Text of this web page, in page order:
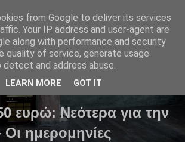
ευρώ: Νεότερα για την
ημερομηνίες
from Google to deliver its services
Your IP address and user-agent are
along with performance and security
quality of service, generate usage
and address abuse.
LEARN MORE GOT IT